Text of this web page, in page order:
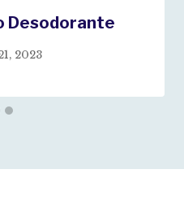
Desodorante
2023